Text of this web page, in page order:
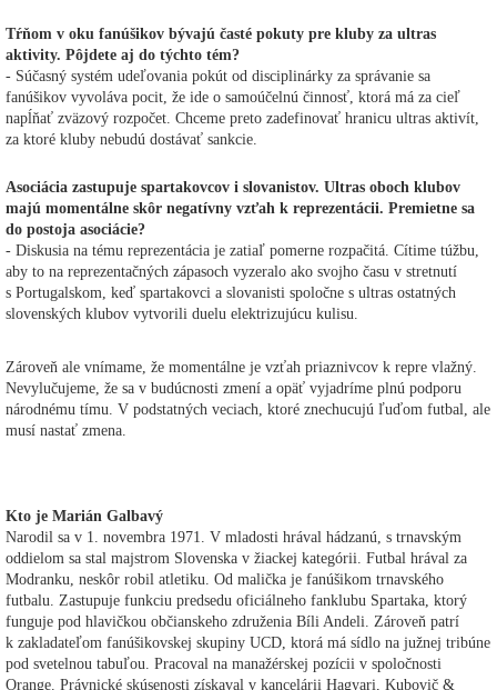
Tŕňom v oku fanúšikov bývajú časté pokuty pre kluby za ultras
aktivity. Pôjdete aj do týchto tém?
- Súčasný systém udeľovania pokút od disciplinárky za správanie sa
fanúšikov vyvoláva pocit, že ide o samoúčelnú činnosť, ktorá má za cieľ
napĺňať zväzový rozpočet. Chceme preto zadefinovať hranicu ultras aktivít,
za ktoré kluby nebudú dostávať sankcie.
Asociácia zastupuje spartakovcov i slovanistov. Ultras oboch klubov
majú momentálne skôr negatívny vzťah k reprezentácii. Premietne sa
do postoja asociácie?
- Diskusia na tému reprezentácia je zatiaľ pomerne rozpačitá. Cítime túžbu,
aby to na reprezentačných zápasoch vyzeralo ako svojho času v stretnutí
s Portugalskom, keď spartakovci a slovanisti spoločne s ultras ostatných
slovenských klubov vytvorili duelu elektrizujúcu kulisu.
Zároveň ale vnímame, že momentálne je vzťah priaznivcov k repre vlažný.
Nevylučujeme, že sa v budúcnosti zmení a opäť vyjadríme plnú podporu
národnému tímu. V podstatných veciach, ktoré znechucujú ľuďom futbal, ale
musí nastať zmena.
Kto je Marián Galbavý
Narodil sa v 1. novembra 1971. V mladosti hrával hádzanú, s trnavským
oddielom sa stal majstrom Slovenska v žiackej kategórii. Futbal hrával za
Modranku, neskôr robil atletiku. Od malička je fanúšikom trnavského
futbalu. Zastupuje funkciu predsedu oficiálneho fanklubu Spartaka, ktorý
funguje pod hlavičkou občianskeho združenia Bíli Andeli. Zároveň patrí
k zakladateľom fanúšikovskej skupiny UCD, ktorá má sídlo na južnej tribúne
pod svetelnou tabuľou. Pracoval na manažérskej pozícii v spoločnosti
Orange. Právnické skúsenosti získaval v kancelárii Hagyari, Kubovič &